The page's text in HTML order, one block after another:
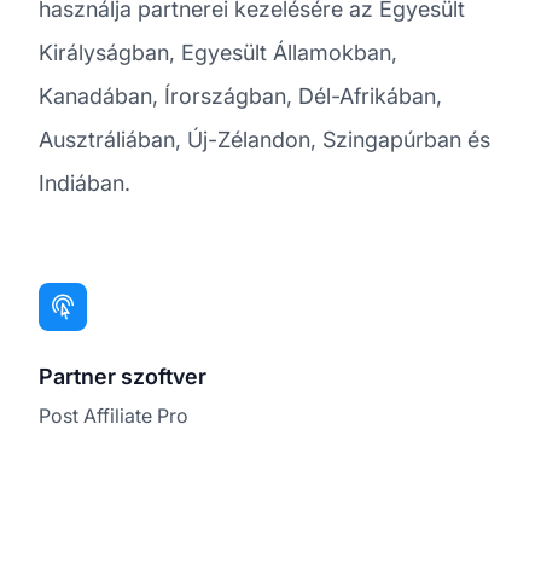
használja partnerei kezelésére az Egyesült
Királyságban, Egyesült Államokban,
Kanadában, Írországban, Dél-Afrikában,
Ausztráliában, Új-Zélandon, Szingapúrban és
Indiában.
Partner szoftver
Post Affiliate Pro